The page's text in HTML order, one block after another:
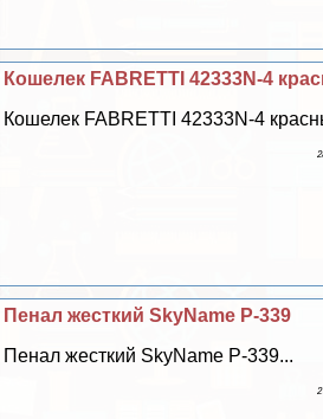
Кошелек FABRETTI 42333N-4
Кошелек FABRETTI 42333N-4
Пенал жесткий SkyName P-339
Пенал жесткий SkyName P-339...